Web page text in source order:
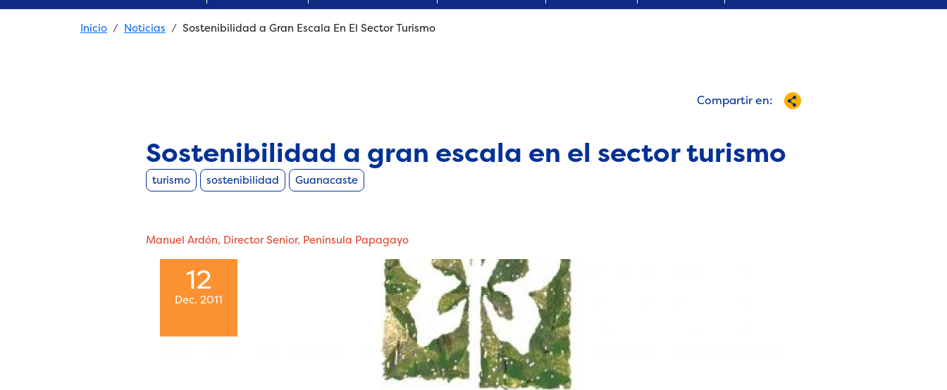
Breadcrumb
Inicio Noticias Sostenibilidad a Gran Escala En El Sector Turismo
Compartir en:
Sostenibilidad a gran escala en el sector turismo
turismo sostenibilidad Guanacaste
Manuel Ardón, Director Senior, Península Papagayo
12
Dec, 2011